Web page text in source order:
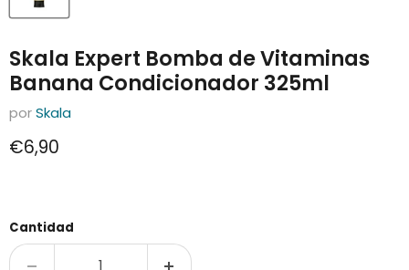
Skala Expert Bomba de Vitaminas
Banana Condicionador 325ml
porSkala
Precio actual
€6,90
Cantidad